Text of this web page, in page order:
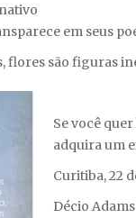
em seus
flores são figuras
Se você
adquira um
Curitiba, 22
Décio Adams